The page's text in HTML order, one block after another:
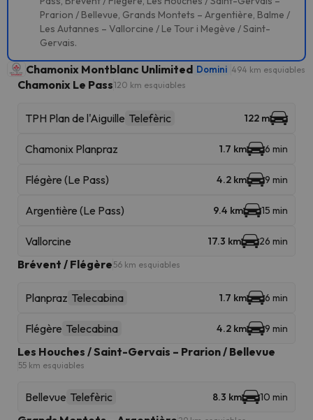
Prarion / Bellevue, Grands Montets – Argentière, Balme /
Les Autannes – Vallorcine / Le Tour i Megève / Saint-
Gervais.
Chamonix Montblanc Unlimited Domini 494 km esquiables
Chamonix Le Pass120 km esquiables
TPH Plan de l'Aiguille Telefèric 122 m
Chamonix Planpraz 1.7 km 6 min
Flégère (Le Pass) 4.2 km 9 min
Argentière (Le Pass) 9.4 km 15 min
Vallorcine 17.3 km 26 min
Brévent / Flégère 56 km esquiables
Planpraz Telecabina 1.7 km 6 min
Flégère Telecabina 4.2 km 9 min
Les Houches / Saint-Gervais – Prarion / Bellevue
55 km esquiables
Bellevue Telefèric 8.3 km 10 min